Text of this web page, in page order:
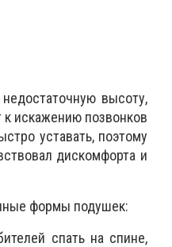
высоту,
к искажению позвонков
уставать, поэтому
дискомфорта и
формы подушек:
спать на спине,